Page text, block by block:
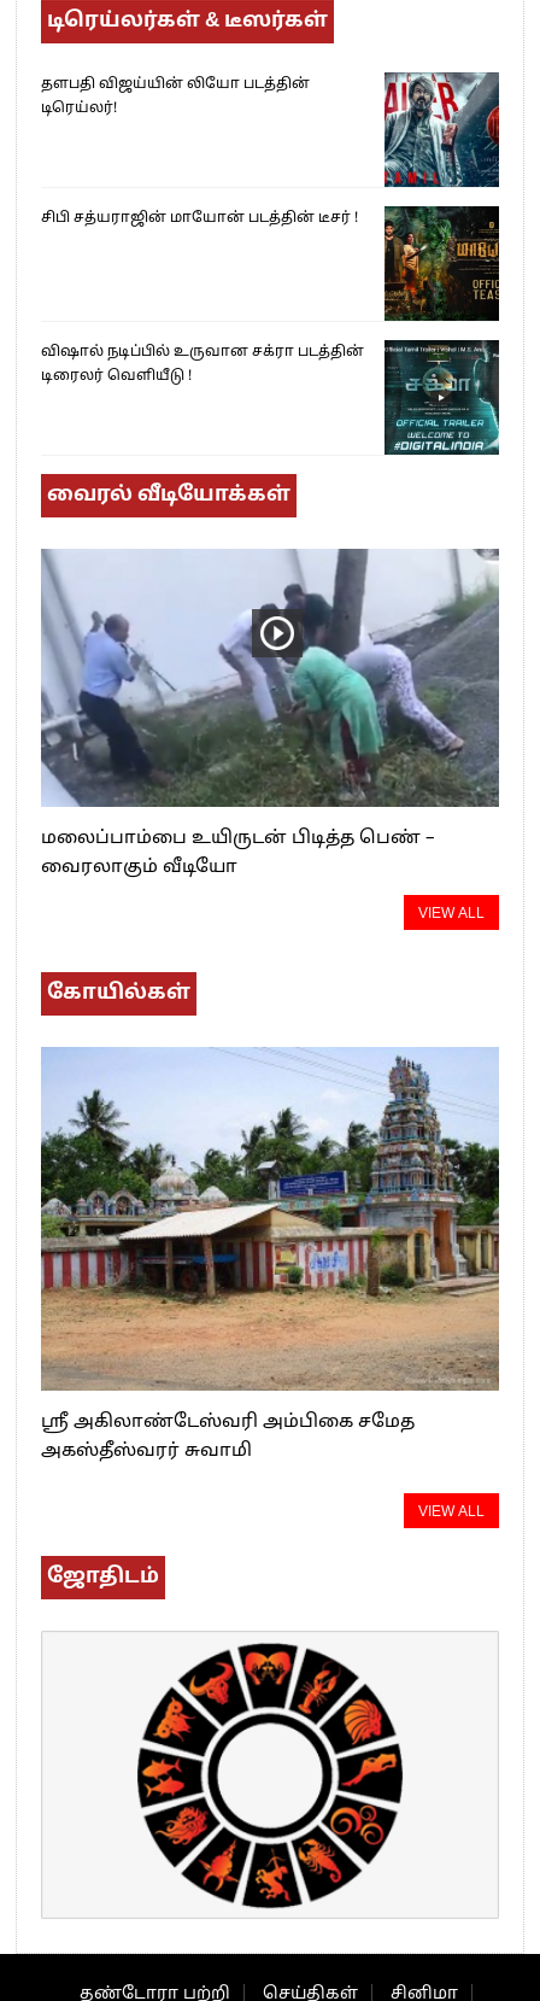
டிரெய்லர்கள் & டீஸர்கள்
தளபதி விஜய்யின் லியோ படத்தின்
டிரெய்லர்!
சிபி சத்யராஜின் மாயோன் படத்தின் டீசர் !
விஷால் நடிப்பில் உருவான சக்ரா படத்தின்
டிரைலர் வெளியீடு !
வைரல் வீடியோக்கள்
மலைப்பாம்பை உயிருடன் பிடித்த பெண் –
வைரலாகும் வீடியோ
VIEW ALL
கோயில்கள்
ஸ்ரீ அகிலாண்டேஸ்வரி அம்பிகை சமேத
அகஸ்தீஸ்வரர் சுவாமி
VIEW ALL
ஜோதிடம்
தண்டோரா பற்றி செய்திகள் சினிமா